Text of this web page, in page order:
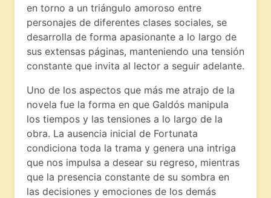
en torno a un triángulo amoroso entre
personajes de diferentes clases sociales, se
desarrolla de forma apasionante a lo largo de
sus extensas páginas, manteniendo una tensión
constante que invita al lector a seguir adelante.
Uno de los aspectos que más me atrajo de la
novela fue la forma en que Galdós manipula
los tiempos y las tensiones a lo largo de la
obra. La ausencia inicial de Fortunata
condiciona toda la trama y genera una intriga
que nos impulsa a desear su regreso, mientras
que la presencia constante de su sombra en
las decisiones y emociones de los demás